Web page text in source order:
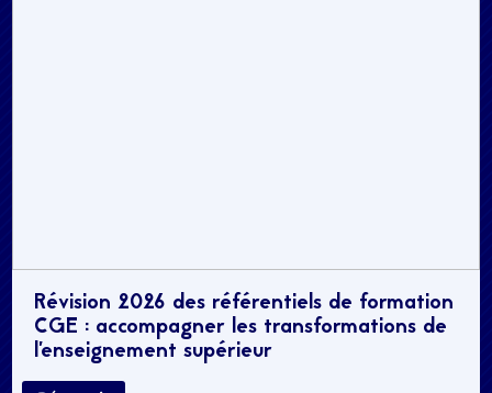
Révision 2026 des référentiels de formation
CGE : accompagner les transformations de
l’enseignement supérieur